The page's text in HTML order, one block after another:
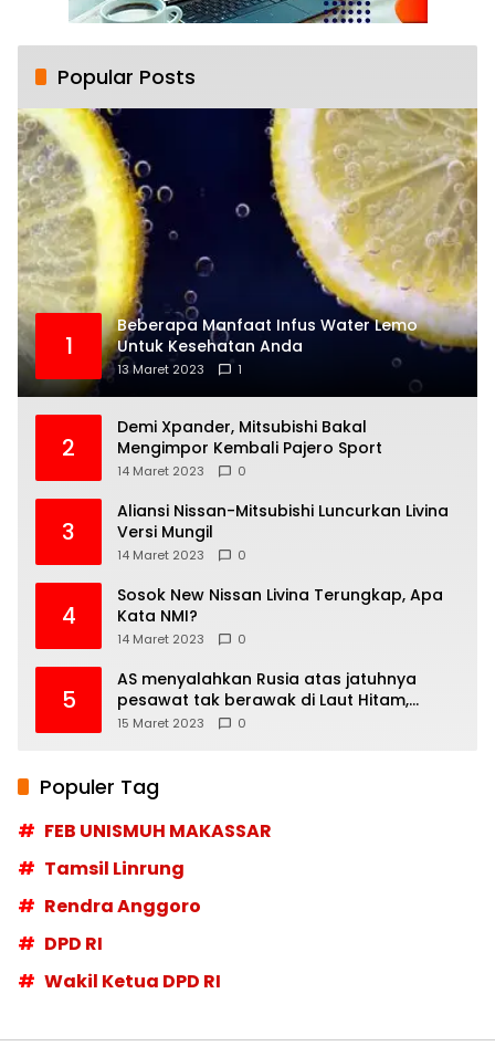
Popular Posts
1
Beberapa Manfaat Infus Water Lemo
Untuk Kesehatan Anda
13 Maret 2023 1
2
Demi Xpander, Mitsubishi Bakal
Mengimpor Kembali Pajero Sport
14 Maret 2023 0
3
Aliansi Nissan-Mitsubishi Luncurkan Livina
Versi Mungil
14 Maret 2023 0
4
Sosok New Nissan Livina Terungkap, Apa
Kata NMI?
14 Maret 2023 0
5
AS menyalahkan Rusia atas jatuhnya
pesawat tak berawak di Laut Hitam,
Moskow menyangkal
15 Maret 2023 0
Populer Tag
FEB UNISMUH MAKASSAR
Tamsil Linrung
Rendra Anggoro
DPD RI
Wakil Ketua DPD RI